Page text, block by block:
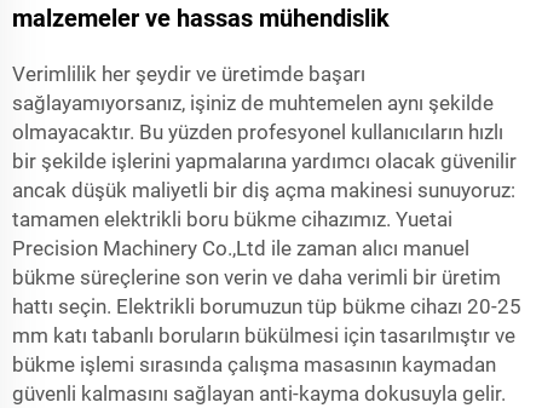
malzemeler ve hassas mühendislik
Verimlilik her şeydir ve üretimde başarı
sağlayamıyorsanız, işiniz de muhtemelen aynı şekilde
olmayacaktır. Bu yüzden profesyonel kullanıcıların hızlı
bir şekilde işlerini yapmalarına yardımcı olacak güvenilir
ancak düşük maliyetli bir diş açma makinesi sunuyoruz:
tamamen elektrikli boru bükme cihazımız. Yuetai
Precision Machinery Co.,Ltd ile zaman alıcı manuel
bükme süreçlerine son verin ve daha verimli bir üretim
hattı seçin. Elektrikli borumuzun tüp bükme cihazı 20-25
mm katı tabanlı boruların bükülmesi için tasarılmıştır ve
bükme işlemi sırasında çalışma masasının kaymadan
güvenli kalmasını sağlayan anti-kayma dokusuyla gelir.